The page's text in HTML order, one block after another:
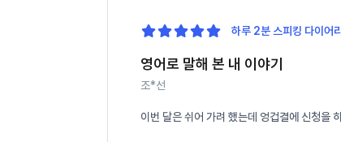
하루 2분 스피킹 다이어
영어로 말해 본 내 이야기
조*선
이번 달은 쉬어 가려 했는데 엉겁결에 신청을